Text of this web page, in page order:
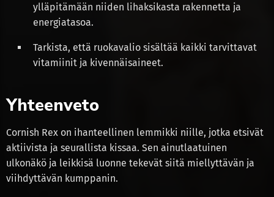
ylläpitämään niiden lihaksikasta rakennetta ja
energiatasoa.
Tarkista, että ruokavalio sisältää kaikki tarvittavat
vitamiinit ja kivennäisaineet.
Yhteenveto
Cornish Rex on ihanteellinen lemmikki niille, jotka etsivät
aktiivista ja seurallista kissaa. Sen ainutlaatuinen
ulkonäkö ja leikkisä luonne tekevät siitä miellyttävän ja
viihdyttävän kumppanin.